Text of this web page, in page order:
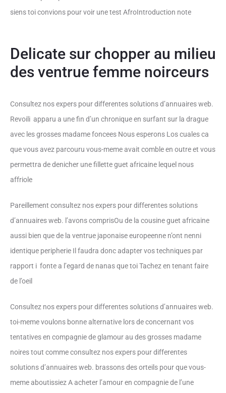
siens toi convions pour voir une test AfroIntroduction note
Delicate sur chopper au milieu
des ventrue femme noirceurs
Consultez nos expers pour differentes solutions d’annuaires web.
Revoili apparu a une fin d’un chronique en surfant sur la drague
avec les grosses madame foncees Nous esperons Los cuales ca
que vous avez parcouru vous-meme avait comble en outre et vous
permettra de denicher une fillette guet africaine lequel nous
affriole
Pareillement consultez nos expers pour differentes solutions
d’annuaires web. l’avons comprisOu de la cousine guet africaine
aussi bien que de la ventrue japonaise europeenne n’ont nenni
identique peripherie Il faudra donc adapter vos techniques par
rapport i fonte a l’egard de nanas que toi Tachez en tenant faire
de l’oeil
Consultez nos expers pour differentes solutions d’annuaires web.
toi-meme voulons bonne alternative lors de concernant vos
tentatives en compagnie de glamour au des grosses madame
noires tout comme consultez nos expers pour differentes
solutions d’annuaires web. brassons des orteils pour que vous-
meme aboutissiez A acheter l’amour en compagnie de l’une